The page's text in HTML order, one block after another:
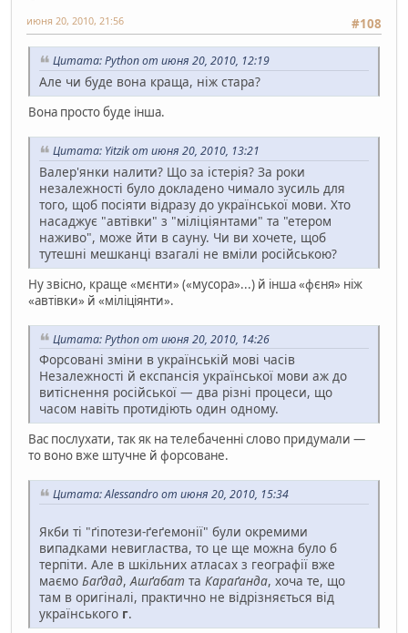
#108
июня 20, 2010, 21:56
Цитата: Python от июня 20, 2010, 12:19
Але чи буде вона краща, ніж стара?
Вона просто буде інша.
Цитата: Yitzik от июня 20, 2010, 13:21
Валер'янки налити? Що за істерія? За роки
незалежності було докладено чимало зусиль для
того, щоб посіяти відразу до української мови. Хто
насаджує "автівки" з "міліціянтами" та "етером
наживо", може йти в сауну. Чи ви хочете, щоб
тутешні мешканці взагалі не вміли російською?
Ну звісно, краще «мєнти» («мусора»...) й інша «фєня» ніж
«автівки» й «міліціянти».
Цитата: Python от июня 20, 2010, 14:26
Форсовані зміни в українській мові часів
Незалежності й експансія української мови аж до
витіснення російської — два різні процеси, що
часом навіть протидіють один одному.
Вас послухати, так як на телебаченні слово придумали —
то воно вже штучне й форсоване.
Цитата: Alessandro от июня 20, 2010, 15:34
Якби ті "ґіпотези-ґеґемонії" були окремими
випадками невигластва, то це ще можна було б
терпіти. Але в шкільних атласах з географії вже
маємо Баґдад,Ашґабат та Караґанда, хоча те, що
там в оригіналі, практично не відрізняється від
українського г.